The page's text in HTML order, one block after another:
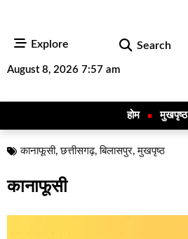
Explore Search
August 8, 2026 7:57 am
होम मुखपृष्ठ
कानाफूसी,छत्तीसगढ़,बिलासपुर,मुखपृष्ठ
कानाफूसी